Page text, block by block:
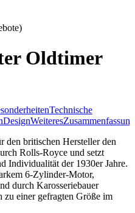
Oldtimer
Technische
DesignWeiteresZusammenfassung
britischen Hersteller den
Rolls-Royce und setzt
Individualität der 1930er Jahre.
6-Zylinder-Motor,
durch Karosseriebauer
zu einer gefragten Größe im